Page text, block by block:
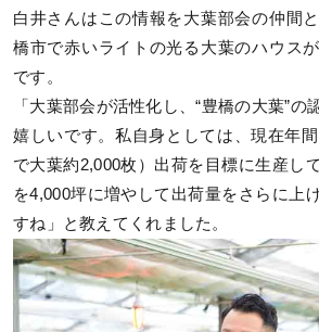
白井さんはこの情報を大葉部会の仲間
橋市で赤いライトの光る大葉のハウス
です。
「大葉部会が活性化し、“豊橋の大葉”の
嬉しいです。私自身としては、現在年
で大葉約2,000枚）出荷を目標に生産し
を4,000坪に増やして出荷量をさらに上
すね」と教えてくれました。